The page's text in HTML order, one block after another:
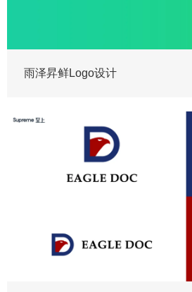
雨泽昇鲜Logo设计